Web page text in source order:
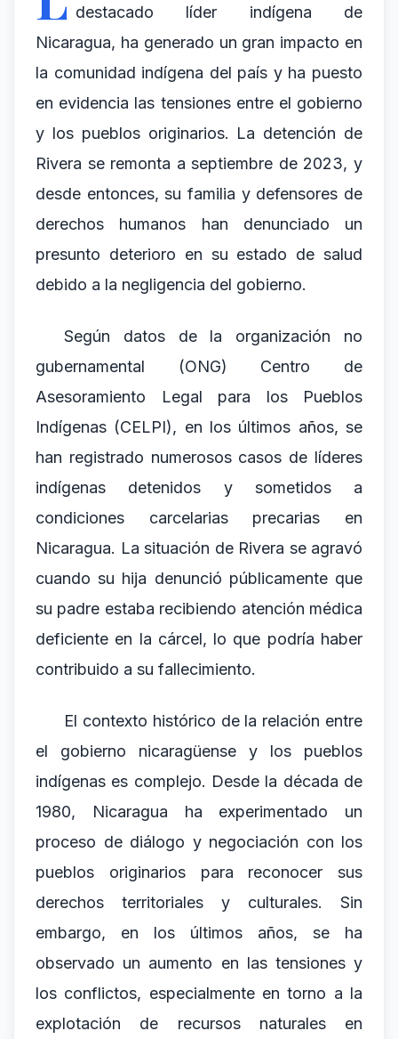
destacado líder indígena de
Nicaragua, ha generado un gran impacto en
la comunidad indígena del país y ha puesto
en evidencia las tensiones entre el gobierno
y los pueblos originarios. La detención de
Rivera se remonta a septiembre de 2023, y
desde entonces, su familia y defensores de
derechos humanos han denunciado un
presunto deterioro en su estado de salud
debido a la negligencia del gobierno.
Según datos de la organización no
gubernamental (ONG) Centro de
Asesoramiento Legal para los Pueblos
Indígenas (CELPI), en los últimos años, se
han registrado numerosos casos de líderes
indígenas detenidos y sometidos a
condiciones carcelarias precarias en
Nicaragua. La situación de Rivera se agravó
cuando su hija denunció públicamente que
su padre estaba recibiendo atención médica
deficiente en la cárcel, lo que podría haber
contribuido a su fallecimiento.
El contexto histórico de la relación entre
el gobierno nicaragüense y los pueblos
indígenas es complejo. Desde la década de
1980, Nicaragua ha experimentado un
proceso de diálogo y negociación con los
pueblos originarios para reconocer sus
derechos territoriales y culturales. Sin
embargo, en los últimos años, se ha
observado un aumento en las tensiones y
los conflictos, especialmente en torno a la
explotación de recursos naturales en